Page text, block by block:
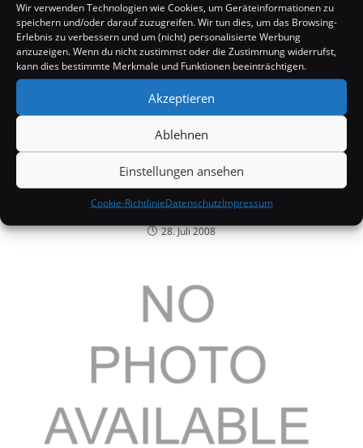
Wir verwenden Technologien wie Cookies, um Geräteinformationen zu
speichern und/oder darauf zuzugreifen. Wir tun dies, um das Browsing-
Erlebnis zu verbessern und um (nicht) personalisierte Werbung
anzuzeigen. Wenn du nicht zustimmst oder die Zustimmung widerrufst,
kann dies bestimmte Merkmale und Funktionen beeinträchtigen.
Akzeptieren
Ablehnen
Einstellungen ansehen
Cookie-RichtlinieDatenschutzImpressum
Keira Knightley: Keine digitale
Brustvergrösserung
28. Juli 2008